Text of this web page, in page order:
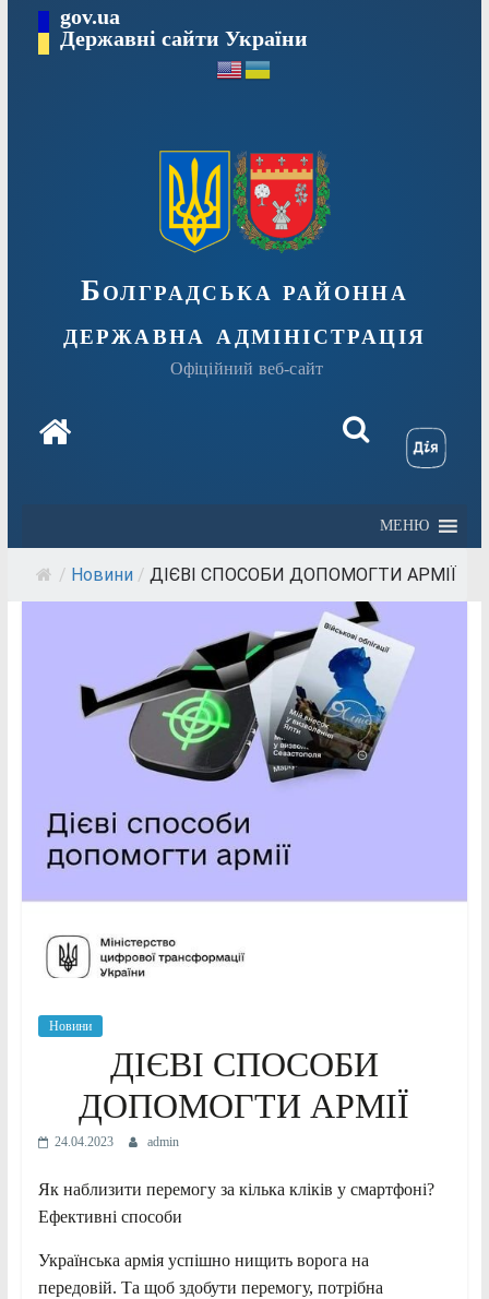
Перейтиgov.ua
Державні сайти України
Болградська районна
державна адміністрація
Офіційний веб-сайт
МЕНЮ
/ Новини / ДІЄВІ СПОСОБИ ДОПОМОГТИ АРМІЇ
Новини
ДІЄВІ СПОСОБИ
ДОПОМОГТИ АРМІЇ
24.04.2023 admin
Як наблизити перемогу за кілька кліків у смартфоні?
Ефективні способи
Українська армія успішно нищить ворога на
передовій. Та щоб здобути перемогу, потрібна